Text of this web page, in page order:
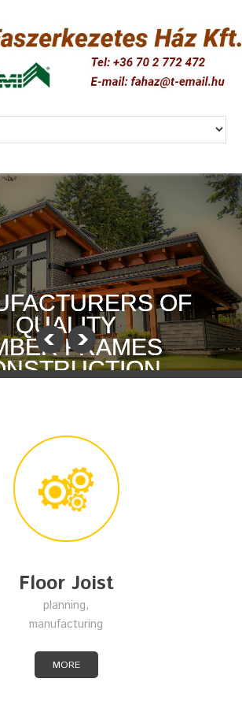
OF
QUALITY
FRAMES
Floor Joist
planning,
manufacturing
MORE